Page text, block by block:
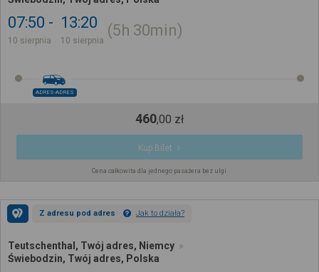
07:50
10 sierpnia
13:20
10 sierpnia
5h 30min
ADRES-ADRES
460,00 zł
Kup Bilet
Cena całkowita dla jednego pasażera bez ulgi
Z adresu pod adres Jak to działa?
Teutschenthal, Twój adres, Niemcy
Świebodzin, Twój adres, Polska